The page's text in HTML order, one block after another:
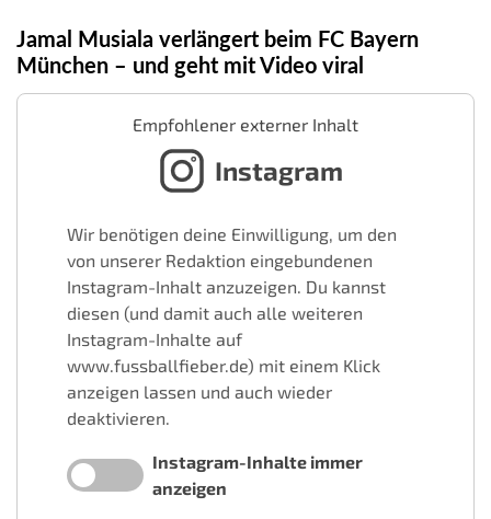
Jamal Musiala verlängert beim FC Bayern
München – und geht mit Video viral
Empfohlener externer Inhalt
Instagram
Wir benötigen deine Einwilligung, um den
von unserer Redaktion eingebundenen
Instagram-Inhalt anzuzeigen. Du kannst
diesen (und damit auch alle weiteren
Instagram-Inhalte auf
www.fussballfieber.de) mit einem Klick
anzeigen lassen und auch wieder
deaktivieren.
Instagram-Inhalte immer
anzeigen